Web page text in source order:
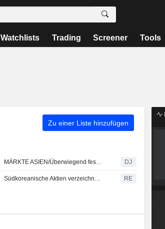
Watchlists Trading Screener Tools
Zu einer Liste hinzufügen
MÄRKTE ASIEN/Überwiegend fester - Kospi erneut mit Wochenverlust DJ
Südkoreanische Aktien verzeichnen siebte Wochenverlustserie in Folge - Sorgen um KI und Chipwerte halten an RE